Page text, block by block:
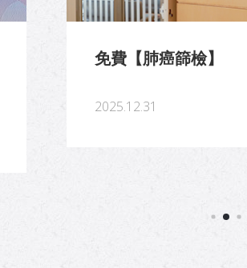
免費【肺癌篩檢】
2025.12.31